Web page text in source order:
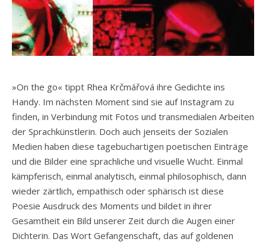
»On the go« tippt Rhea Krčmářová ihre Gedichte ins
Handy. Im nächsten Moment sind sie auf Instagram zu
finden, in Verbindung mit Fotos und transmedialen Arbeiten
der Sprachkünstlerin. Doch auch jenseits der Sozialen
Medien haben diese tagebuchartigen poetischen Einträge
und die Bilder eine sprachliche und visuelle Wucht. Einmal
kämpferisch, einmal analytisch, einmal philosophisch, dann
wieder zärtlich, empathisch oder sphärisch ist diese
Poesie Ausdruck des Moments und bildet in ihrer
Gesamtheit ein Bild unserer Zeit durch die Augen einer
Dichterin. Das Wort Gefangenschaft, das auf goldenen